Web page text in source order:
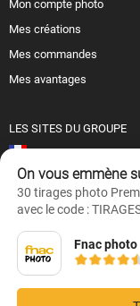
Mon compte photo
Mes créations
Mes commandes
Mes avantages
LES SITES DU GROUPE
Suisse (FR)
Et aussi : Code promo
On vous emmène
30 tirages photo
avec le code :
Fnac photo